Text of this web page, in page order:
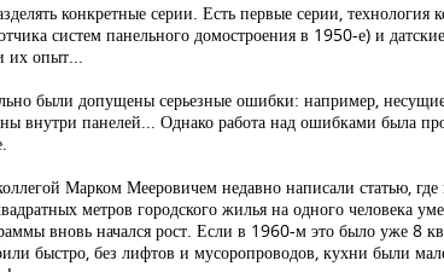
конкретные серии. Есть первые серии,
систем панельного домостроения в 1950-е) и
их опыт...
были допущены серьезные ошибки: например,
внутри панелей... Однако работа над ошибками была
Марком Мееровичем недавно написали статью, где
метров городского жилья на одного человека
вновь начался рост. Если в 1960-м это было уже 8
быстро, без лифтов и мусоропроводов, кухни были